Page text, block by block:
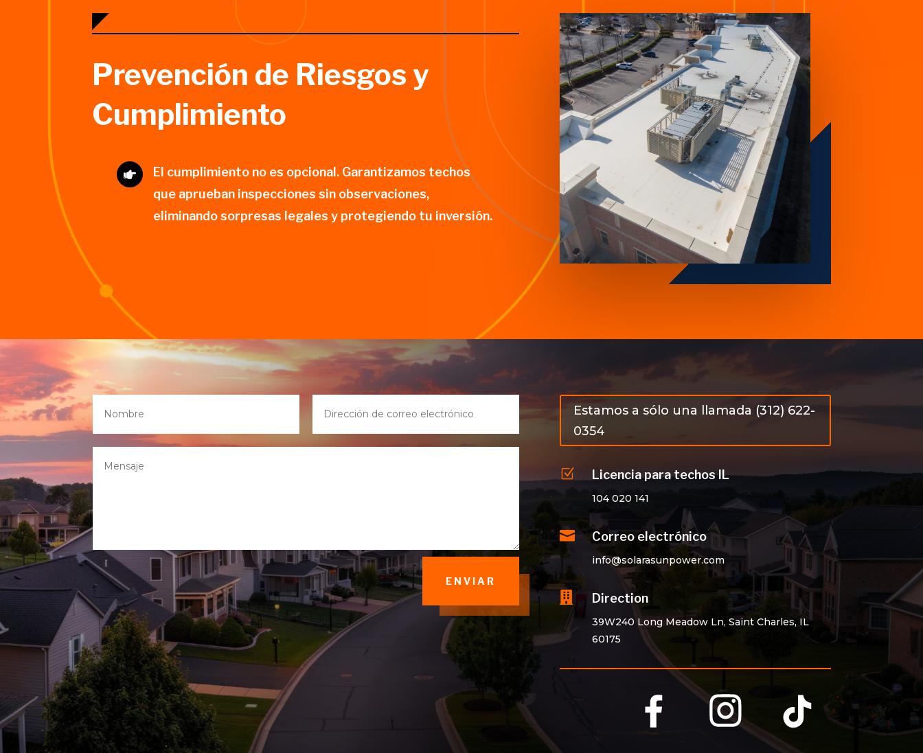
Prevención de Riesgos y
Cumplimiento

El cumplimiento no es opcional. Garantizamos techos
que aprueban inspecciones sin observaciones,
eliminando sorpresas legales y protegiendo tu inversión.
ENVIAR
Estamos a sólo una llamada (312) 622-
0354
Z Licencia para techos IL
104 020 141
 Correo electrónico
info@solarasunpower.com
 Direction
39W240 Long Meadow Ln, Saint Charles, IL
60175